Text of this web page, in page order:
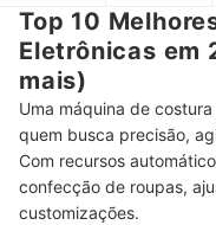
Top 10
Eletrônicas em
mais)
Uma máquina de
quem busca precisão,
Com recursos
confecção de roupas,
customizações.